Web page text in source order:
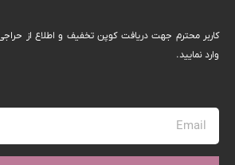
كاربر محترم جهت دریافت کوپن تخفیف و اطلاع از
وارد نمایید.